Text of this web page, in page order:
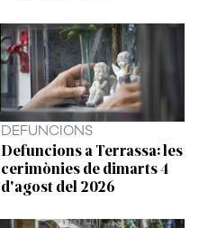
DEFUNCIONS
Defuncions a Terrassa: les
cerimònies de dimarts 4
d'agost del 2026